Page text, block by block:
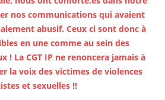
nos communications qui avaient
abusif. Ceux ci sont donc à
en une comme au sein des
! La CGT IP ne renoncera jamais à
la voix des victimes de violences
et sexuelles !!